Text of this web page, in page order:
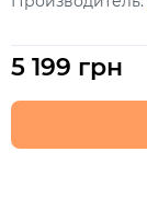
5 199 грн